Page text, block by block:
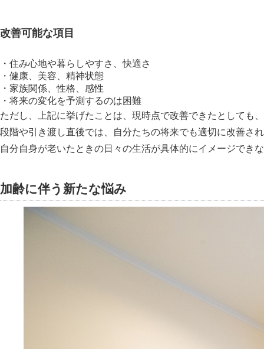
改善可能な項目
・住み心地や暮らしやすさ、快適さ
・健康、美容、精神状態
・家族関係、性格、感性
・将来の変化を予測するのは困難
ただし、上記に挙げたことは、現時点で改善できたとしても
段階や引き渡し直後では、自分たちの将来でも適切に改善さ
自分自身が老いたときの日々の生活が具体的にイメージでき
加齢に伴う新たな悩み